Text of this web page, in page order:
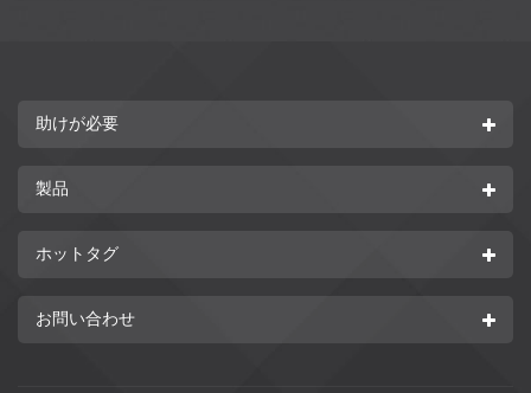
助けが必要
製品
ホットタグ
お問い合わせ